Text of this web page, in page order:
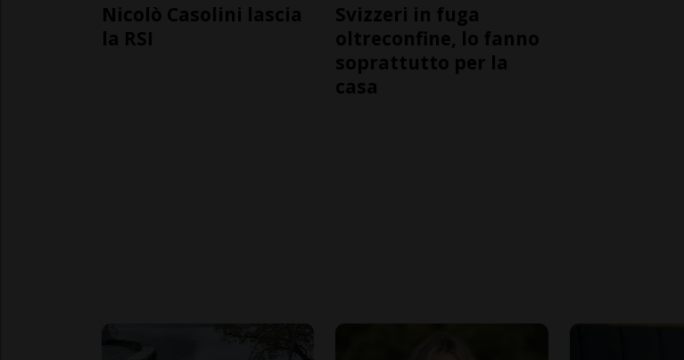
Nicolò Casolini lascia
la RSI
Svizzeri in fuga
oltreconfine, lo fanno
soprattutto per la
casa